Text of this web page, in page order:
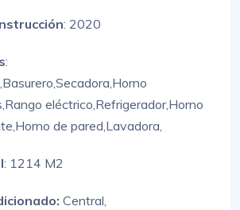
: 2020
:
Basurero,Secadora,Horno
Rango eléctrico,Refrigerador,Horno
Horno de pared,Lavadora,
: 1214 M2
Central,